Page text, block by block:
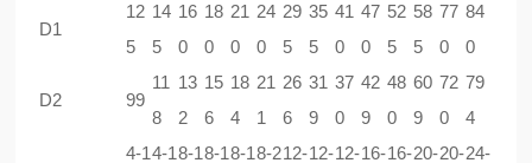
D1
12
5
14
5
16
0
18
0
21
0
24
0
29
5
35
5
41
0
47
0
52
5
58
5
77
0
84
0
D2 99
11
8
13
2
15
6
18
4
21
1
26
6
31
9
37
0
42
9
48
0
60
9
72
0
79
4
4-1 4-1 8-1 8-1 8-1 8-212-12-12-16-16-20-20-24-